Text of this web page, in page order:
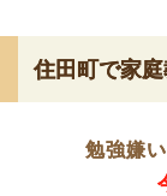
住田町で家
勉強嫌